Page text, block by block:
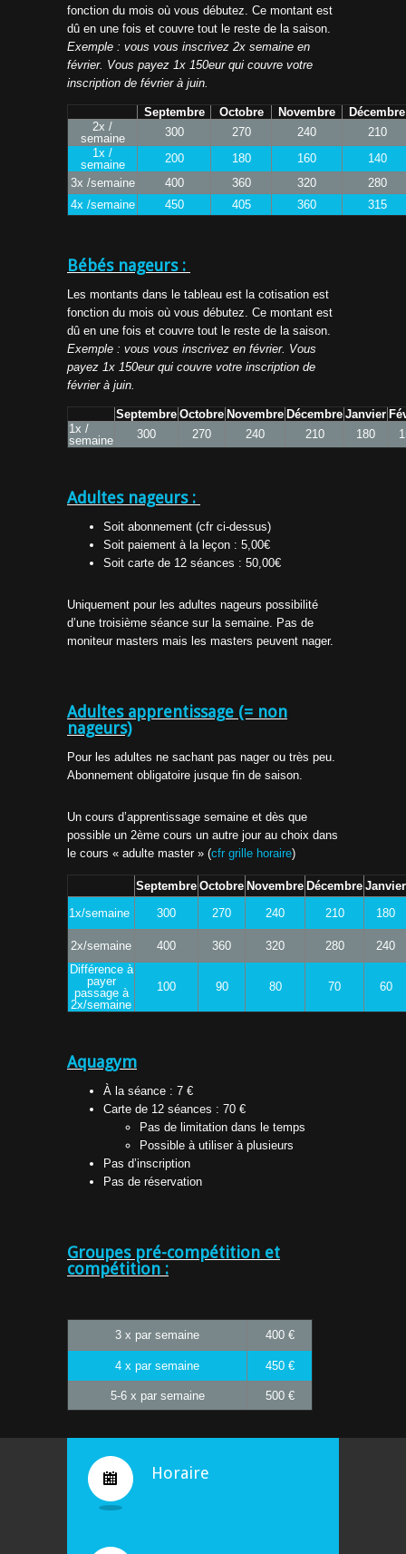
fonction du mois où vous débutez. Ce montant est
dû en une fois et couvre tout le reste de la saison.
Exemple : vous vous inscrivez 2x semaine en
février. Vous payez 1x 150eur qui couvre votre
inscription de février à juin.
Septembre Octobre Novembre
Décembre
2x /
semaine
300 270 240
210
1x /
semaine
200 180 160
140
3x /semaine
400 360 320
280
4x /semaine
450 405 360 315
Bébés nageurs :
Les montants dans le tableau est la cotisation est
fonction du mois où vous débutez. Ce montant est
dû en une fois et couvre tout le reste de la saison.
Exemple : vous vous inscrivez en février. Vous
payez 1x 150eur qui couvre votre inscription de
février à juin.
Septembre Octobre Novembre Décembre Janvier
1x /
semaine
300 270 240 210 180
Adultes nageurs :
Soit abonnement (cfr ci-dessus)
Soit paiement à la leçon : 5,00€
Soit carte de 12 séances : 50,00€
Uniquement pour les adultes nageurs possibilité
d’une troisième séance sur la semaine. Pas de
moniteur masters mais les masters peuvent nager.
Adultes apprentissage (= non
nageurs)
Pour les adultes ne sachant pas nager ou très peu.
Abonnement obligatoire jusque fin de saison.
Un cours d’apprentissage semaine et dès que
possible un 2ème cours un autre jour au choix dans
le cours « adulte master » (cfr grille horaire)
Septembre Octobre Novembre Décembre Janvier
1x/semaine
300 270 240 210 180
2x/semaine 400 360 320 280
240
Différence à
payer
passage à
2x/semaine
100 90 80 70 60
Aquagym
À la séance : 7 €
Carte de 12 séances : 70 €
Pas de limitation dans le temps
Possible à utiliser à plusieurs
Pas d’inscription
Pas de réservation
Groupes pré-compétition et
compétition :
3 x par semaine 400 €
4 x par semaine 450 €
5-6 x par semaine 500 €
Horaire